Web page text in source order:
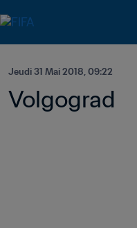
Jeudi 31 Mai 2018, 09:22
Volgograd